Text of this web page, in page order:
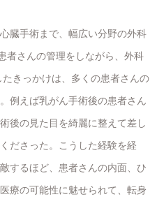
臓手術まで、幅広い分野の外科
者さんの管理をしながら、外科
きっかけは、多くの患者さんの
例えば乳がん手術後の患者さん
後の見た目を綺麗に整えて差し
ださった。こうした経験を経
するほど、患者さんの内面、ひ
療の可能性に魅せられて、転身